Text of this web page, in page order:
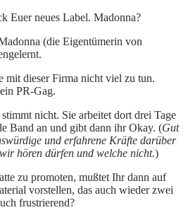
Euer neues Label. Madonna?
(die Eigentümerin von
mit dieser Firma nicht viel zu tun.
PR-Gag.
nicht. Sie arbeitet dort drei Tage
Band an und gibt dann ihr Okay. (Gut
und erfahrene Kräfte darüber
hören dürfen und welche nicht.)
zu promoten, mußtet Ihr dann auf
vorstellen, das auch wieder zwei
frustrierend?